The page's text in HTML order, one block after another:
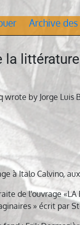
Archive
la
by Jorge Luis
à Italo Calvino,
de l'ouvrage «LA
» écrit par